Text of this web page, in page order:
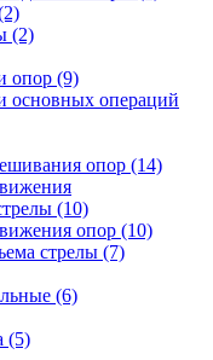
(2)
опор (9)
основных операций
опор (14)
(10)
опор (10)
стрелы (7)
(6)
(5)